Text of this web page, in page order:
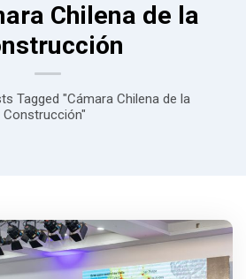
Chilena de la
Tagged "Cámara Chilena de la
Construcción"